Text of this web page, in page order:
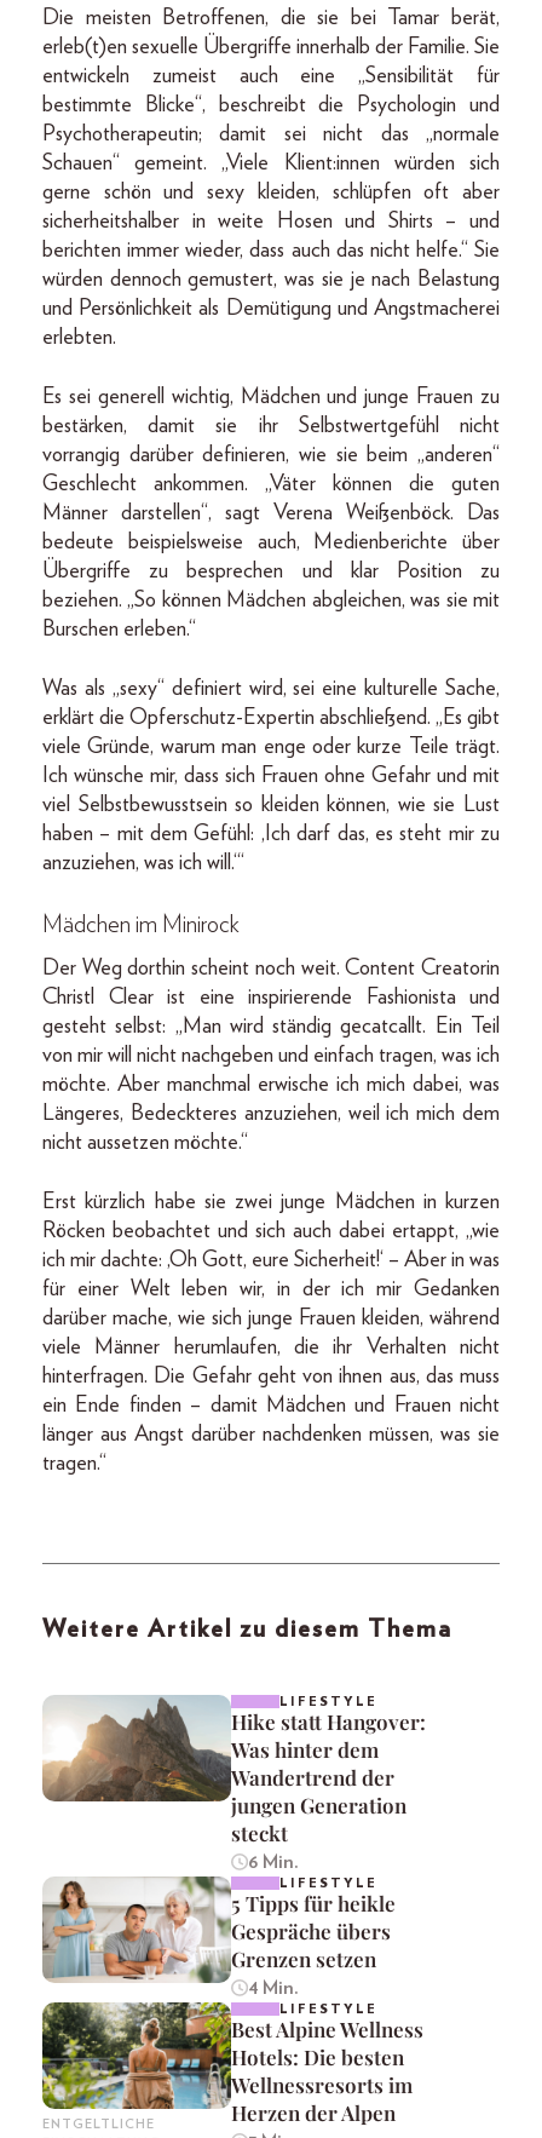
Die meisten Betroffenen, die sie bei Tamar berät,
erleb(t)en sexuelle Übergriffe innerhalb der Familie. Sie
entwickeln zumeist auch eine „Sensibilität für
bestimmte Blicke“, beschreibt die Psychologin und
Psychotherapeutin; damit sei nicht das „normale
Schauen“ gemeint. „Viele Klient:innen würden sich
gerne schön und sexy kleiden, schlüpfen oft aber
sicherheitshalber in weite Hosen und Shirts – und
berichten immer wieder, dass auch das nicht helfe.“ Sie
würden dennoch gemustert, was sie je nach Belastung
und Persönlichkeit als Demütigung und Angstmacherei
erlebten.
Es sei generell wichtig, Mädchen und junge Frauen zu
bestärken, damit sie ihr Selbstwertgefühl nicht
vorrangig darüber definieren, wie sie beim „anderen“
Geschlecht ankommen. „Väter können die guten
Männer darstellen“, sagt Verena Weißenböck. Das
bedeute beispielsweise auch, Medienberichte über
Übergriffe zu besprechen und klar Position zu
beziehen. „So können Mädchen abgleichen, was sie mit
Burschen erleben.“
Was als „sexy“ definiert wird, sei eine kulturelle Sache,
erklärt die Opferschutz-Expertin abschließend. „Es gibt
viele Gründe, warum man enge oder kurze Teile trägt.
Ich wünsche mir, dass sich Frauen ohne Gefahr und mit
viel Selbstbewusstsein so kleiden können, wie sie Lust
haben – mit dem Gefühl: ‚Ich darf das, es steht mir zu
anzuziehen, was ich will.‘“
Mädchen im Minirock
Der Weg dorthin scheint noch weit. Content Creatorin
Christl Clear ist eine inspirierende Fashionista und
gesteht selbst: „Man wird ständig gecatcallt. Ein Teil
von mir will nicht nachgeben und einfach tragen, was ich
möchte. Aber manchmal erwische ich mich dabei, was
Längeres, Bedeckteres anzuziehen, weil ich mich dem
nicht aussetzen möchte.“
Erst kürzlich habe sie zwei junge Mädchen in kurzen
Röcken beobachtet und sich auch dabei ertappt, „wie
ich mir dachte: ,Oh Gott, eure Sicherheit!‘ – Aber in was
für einer Welt leben wir, in der ich mir Gedanken
darüber mache, wie sich junge Frauen kleiden, während
viele Männer herumlaufen, die ihr Verhalten nicht
hinterfragen. Die Gefahr geht von ihnen aus, das muss
ein Ende finden – damit Mädchen und Frauen nicht
länger aus Angst darüber nachdenken müssen, was sie
tragen.“
Weitere Artikel zu diesem Thema
LIFESTYLE
Hike statt Hangover:
Was hinter dem
Wandertrend der
jungen Generation
steckt
6 Min.
LIFESTYLE
5 Tipps für heikle
Gespräche übers
Grenzen setzen
4 Min.
ENTGELTLICHE
LIFESTYLE
Best Alpine Wellness
Hotels: Die besten
Wellnessresorts im
Herzen der Alpen